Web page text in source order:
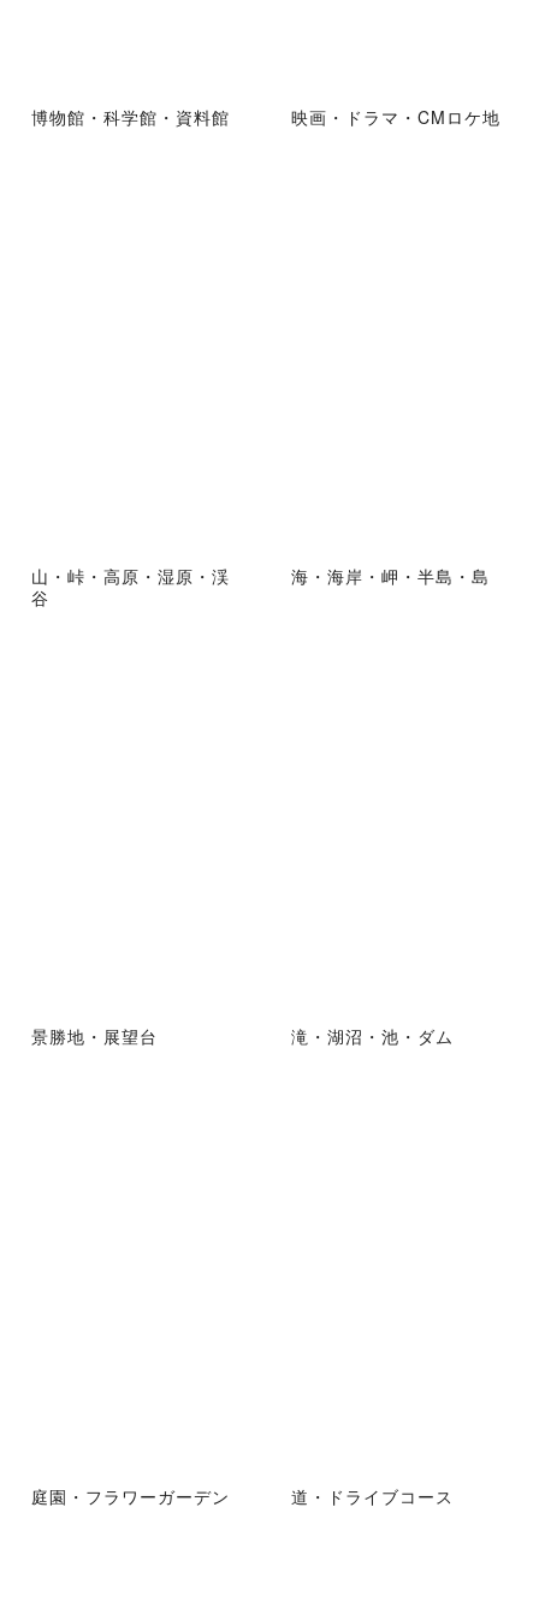
博物館・科学館・資料館 映画・ドラマ・CMロケ地
山・峠・高原・湿原・渓
谷
海・海岸・岬・半島・島
景勝地・展望台 滝・湖沼・池・ダム
庭園・フラワーガーデン 道・ドライブコース